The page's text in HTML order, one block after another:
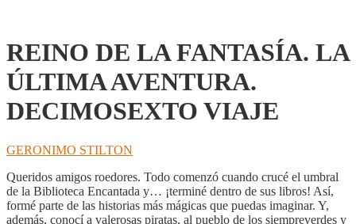
REINO DE LA FANTASÍA. LA
ÚLTIMA AVENTURA.
DECIMOSEXTO VIAJE
GERONIMO STILTON
Queridos amigos roedores. Todo comenzó cuando crucé el umbral
de la Biblioteca Encantada y… ¡terminé dentro de sus libros! Así,
formé parte de las historias más mágicas que puedas imaginar. Y,
además, conocí a valerosas piratas, al pueblo de los siempreverdes y